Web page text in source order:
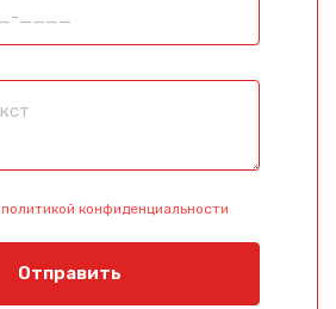
политикой конфиденциальности
Отправить